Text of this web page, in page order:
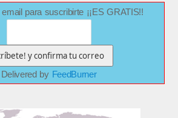
para suscribirte ¡¡ES GRATIS!!
Delivered by FeedBurner